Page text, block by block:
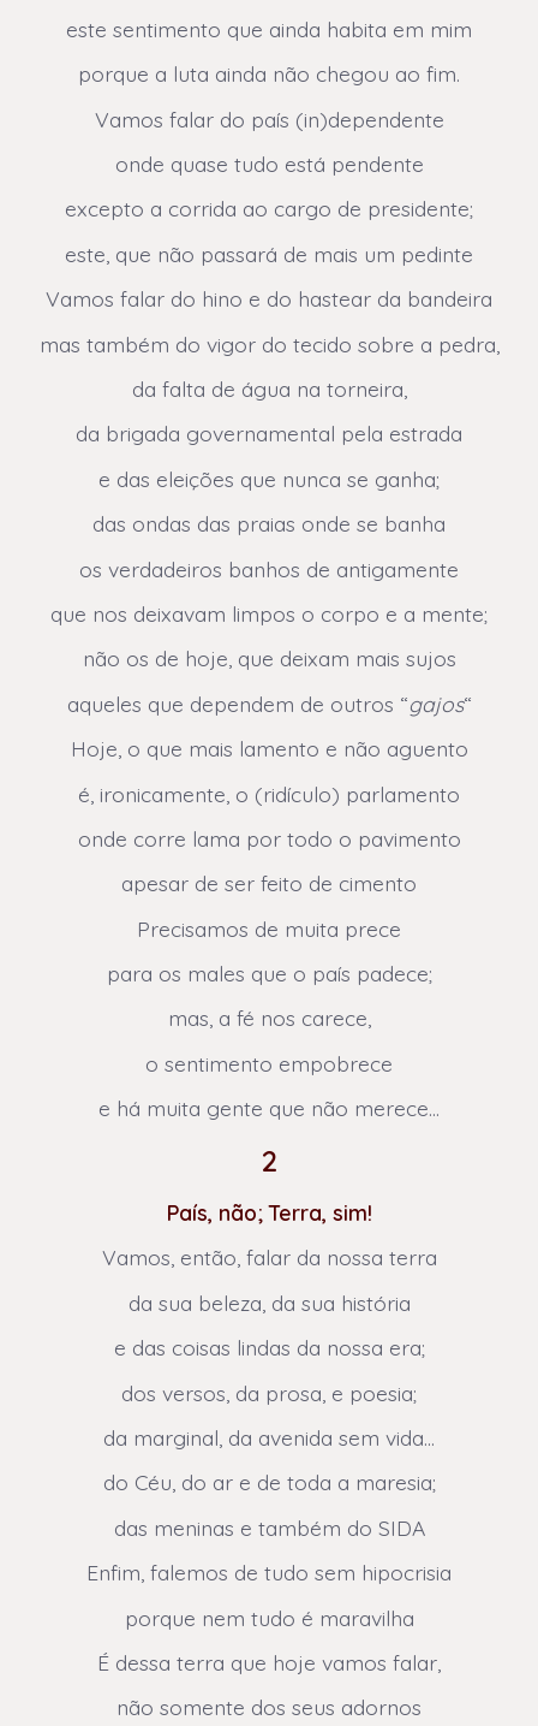
este sentimento que ainda habita em mim
porque a luta ainda não chegou ao fim.
Vamos falar do país (in)dependente
onde quase tudo está pendente
excepto a corrida ao cargo de presidente;
este, que não passará de mais um pedinte
Vamos falar do hino e do hastear da bandeira
mas também do vigor do tecido sobre a pedra,
da falta de água na torneira,
da brigada governamental pela estrada
e das eleições que nunca se ganha;
das ondas das praias onde se banha
os verdadeiros banhos de antigamente
que nos deixavam limpos o corpo e a mente;
não os de hoje, que deixam mais sujos
aqueles que dependem de outros “gajos“
Hoje, o que mais lamento e não aguento
é, ironicamente, o (ridículo) parlamento
onde corre lama por todo o pavimento
apesar de ser feito de cimento
Precisamos de muita prece
para os males que o país padece;
mas, a fé nos carece,
o sentimento empobrece
e há muita gente que não merece…
2
País, não; Terra, sim!
Vamos, então, falar da nossa terra
da sua beleza, da sua história
e das coisas lindas da nossa era;
dos versos, da prosa, e poesia;
da marginal, da avenida sem vida…
do Céu, do ar e de toda a maresia;
das meninas e também do SIDA
Enfim, falemos de tudo sem hipocrisia
porque nem tudo é maravilha
É dessa terra que hoje vamos falar,
não somente dos seus adornos